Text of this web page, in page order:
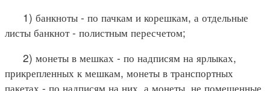
1) банкноты - по пачкам и корешкам, а отдельные
листы банкнот - полистным пересчетом;
2) монеты в мешках - по надписям на ярлыках,
прикрепленных к мешкам, монеты в транспортных
пакетах - по надписям на них, а монеты, не помещенные